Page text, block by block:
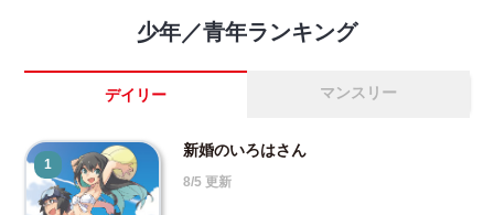
少年／青年ランキング
デイリー マンスリー
1
新婚のいろはさん
8/5 更新